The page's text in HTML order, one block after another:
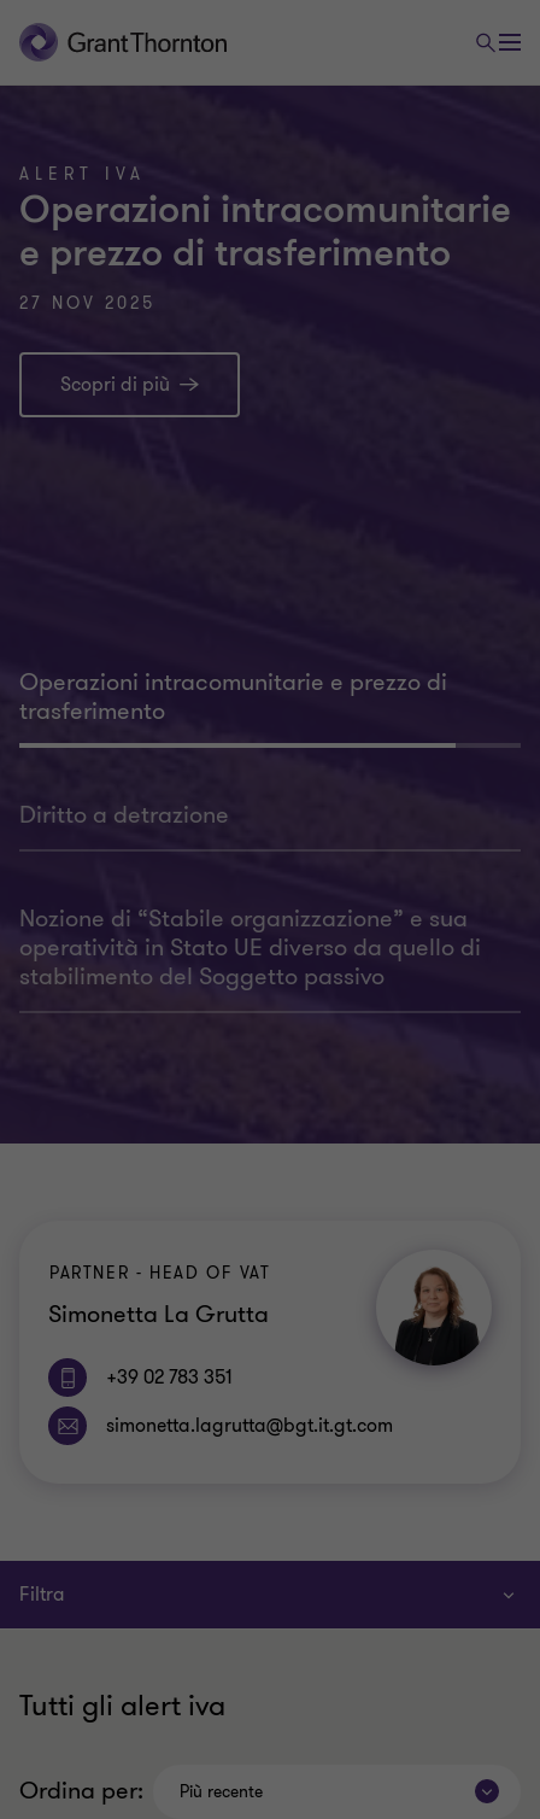
ALERT IVA
Operazioni intracomunitarie
e prezzo di trasferimento
27 NOV 2025
Scopri di più
Operazioni intracomunitarie e prezzo di
trasferimento
Diritto a detrazione
Nozione di “Stabile organizzazione” e sua
operatività in Stato UE diverso da quello di
stabilimento del Soggetto passivo
PARTNER - HEAD OF VAT
Simonetta La Grutta
+39 02 783 351
Filtra
Tutti gli alert iva
Ordina per: Più recente